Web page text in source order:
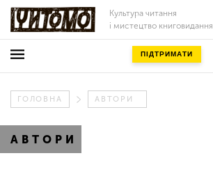
Культура читання
і мистецтво книговидання
ПІДТРИМАТИ
ГОЛОВНА АВТОРИ
АВТОРИ